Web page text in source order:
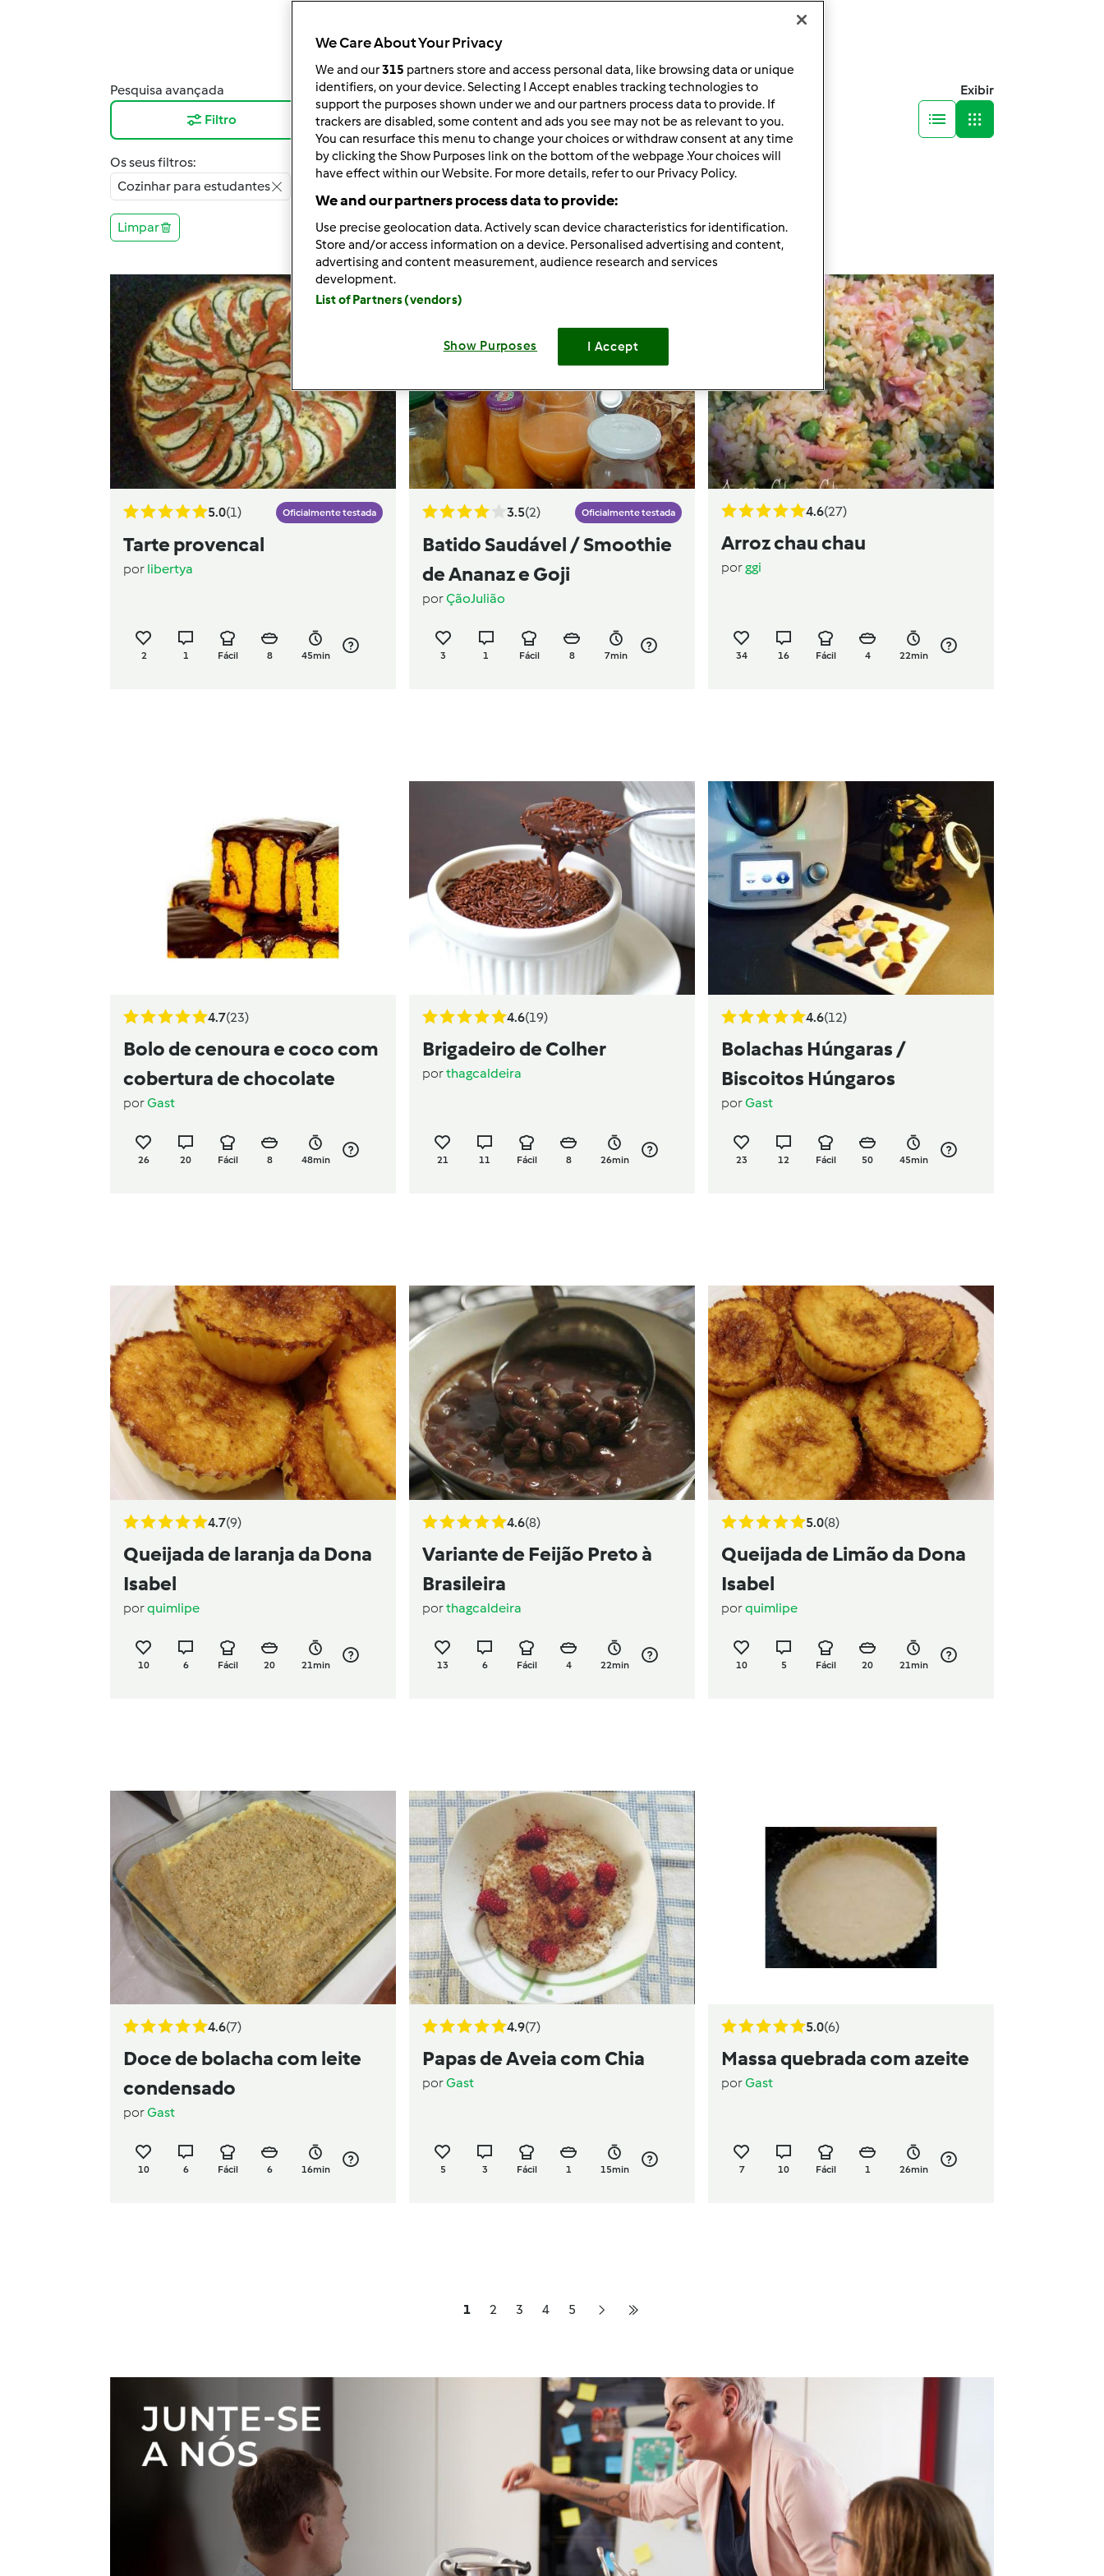
Pesquisa avançada
Filtro
Resultados por página:
12
Ordenar por:
Predefinido
Exibir
Os seus filtros:
Cozinhar para estudantes
Limpar
5.0(1) Oficialmente testada
Tarte provencal
por libertya
2 1 Fácil 8 45min
3.5(2) Oficialmente testada
Batido Saudável / Smoothie
de Ananaz e Goji
porÇãoJulião
3 1 Fácil 8 7min
4.6(27)
Arroz chau chau
porggi
34 16 Fácil 4 22min
4.7(23)
Bolo de cenoura e coco com
cobertura de chocolate
porGast
26 20 Fácil 8 48min
4.6(19)
Brigadeiro de Colher
porthagcaldeira
21 11 Fácil 8 26min
4.6(12)
Bolachas Húngaras /
Biscoitos Húngaros
porGast
23 12 Fácil 50 45min
4.7(9)
Queijada de laranja da Dona
Isabel
porquimlipe
10 6 Fácil 20 21min
4.6(8)
Variante de Feijão Preto à
Brasileira
porthagcaldeira
13 6 Fácil 4 22min
5.0(8)
Queijada de Limão da Dona
Isabel
porquimlipe
10 5 Fácil 20 21min
4.6(7)
Doce de bolacha com leite
condensado
porGast
10 6 Fácil 6 16min
4.9(7)
Papas de Aveia com Chia
porGast
5 3 Fácil 1 15min
5.0(6)
Massa quebrada com azeite
porGast
7 10 Fácil 1 26min
1 2 3 4 5
We Care About Your Privacy
We and our315 partners store and access personal data, like browsing data or unique
identifiers, on your device. Selecting I Accept enables tracking technologies to
support the purposes shown under we and our partners process data to provide. If
trackers are disabled, some content and ads you see may not be as relevant to you.
You can resurface this menu to change your choices or withdraw consent at any time
by clicking the Show Purposes link on the bottom of the webpage .Your choices will
have effect within our Website. For more details, refer to our Privacy Policy.
We and our partners process data to provide:
Use precise geolocation data. Actively scan device characteristics for identification.
Store and/or access information on a device. Personalised advertising and content,
advertising and content measurement, audience research and services
development.
List of Partners (vendors)
Show Purposes I Accept